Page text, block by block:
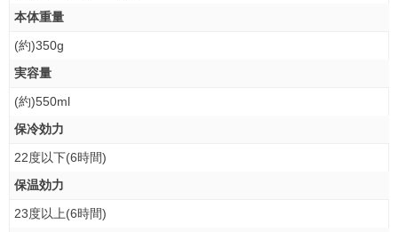
本体重量
(約)350g
実容量
(約)550ml
保冷効力
22度以下(6時間)
保温効力
23度以上(6時間)